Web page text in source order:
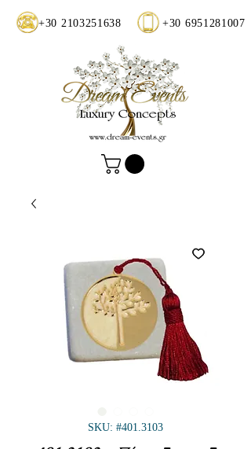
+30 2103251638 +30 6951281007
SKU: #401.3103